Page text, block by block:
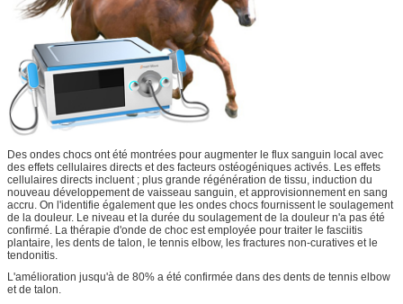
Des ondes chocs ont été montrées pour augmenter le flux sanguin local avec
des effets cellulaires directs et des facteurs ostéogéniques activés. Les effets
cellulaires directs incluent ; plus grande régénération de tissu, induction du
nouveau développement de vaisseau sanguin, et approvisionnement en sang
accru. On l'identifie également que les ondes chocs fournissent le soulagement
de la douleur. Le niveau et la durée du soulagement de la douleur n'a pas été
confirmé. La thérapie d'onde de choc est employée pour traiter le fasciitis
plantaire, les dents de talon, le tennis elbow, les fractures non-curatives et le
tendonitis.
L'amélioration jusqu'à de 80% a été confirmée dans des dents de tennis elbow
et de talon.